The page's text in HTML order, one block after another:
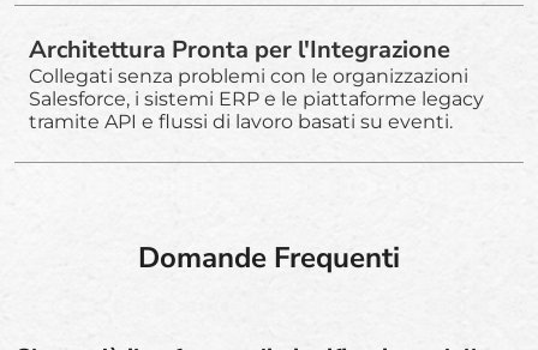
Architettura Pronta per l'Integrazione
Collegati senza problemi con le organizzazioni
Salesforce, i sistemi ERP e le piattaforme legacy
tramite API e flussi di lavoro basati su eventi.
Domande Frequenti